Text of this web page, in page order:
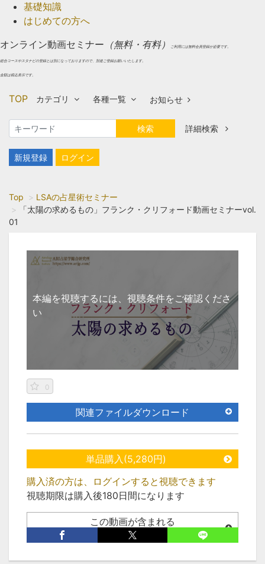
基礎知識
はじめての方へ
オンライン動画セミナー （無料・有料） ご利用には無料会員登録が必要です。
総合コースやスタナビの登録とは別になっておりますので、別途ご登録お願いいたします。
金額は税込表示です。
TOP カテゴリ 各種一覧 お知らせ
検索 詳細検索
新規登録 ログイン
Top
LSAの占星術セミナー
「太陽の求めるもの」フランク・クリフォード動画セミナーvol.
01
本編を視聴するには、視聴条件をご確認くださ
い
0
関連ファイルダウンロード
単品購入(5,280円)
購入済の方は、ログインすると視聴できます
視聴期限は購入後180日間になります
この動画が含まれる
セット